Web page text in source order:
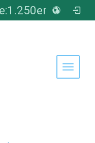
<span style="font-size:1.250em;"><strong>亚洲大学医学暨健康学院</strong></span>
Toggle